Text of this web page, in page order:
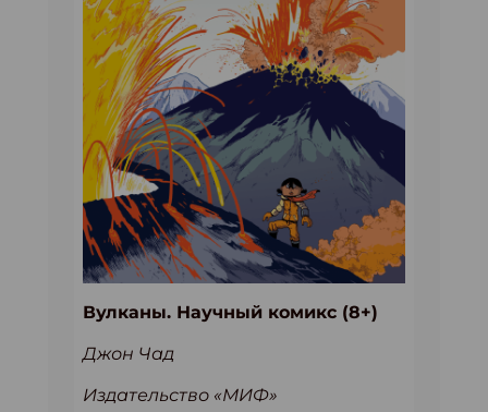
Вулканы. Научный комикс (8+)
Джон Чад
Издательство «МИФ»